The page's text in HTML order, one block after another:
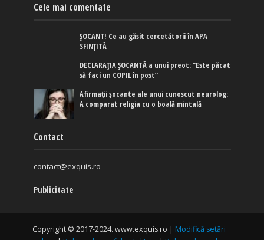
Cele mai comentate
ȘOCANT! Ce au găsit cercetătorii în APA
SFINȚITĂ
DECLARAȚIA ȘOCANTĂ a unui preot: ”Este păcat
să faci un COPIL în post”
Afirmaţii şocante ale unui cunoscut neurolog:
A comparat religia cu o boală mintală
Contact
contact@exquis.ro
Publicitate
Copyright © 2017-2024. www.exquis.ro | Modifică setări